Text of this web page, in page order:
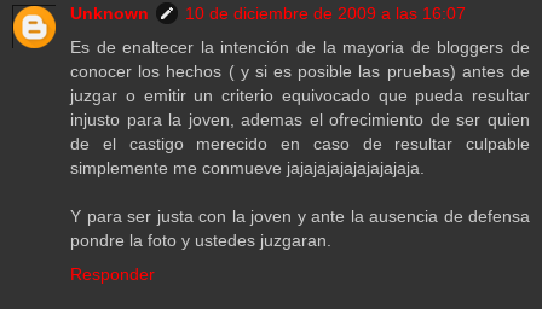
Unknown
10 de diciembre de 2009 a las 16:07
Es de enaltecer la intención de la mayoria de bloggers de
conocer los hechos ( y si es posible las pruebas) antes de
juzgar o emitir un criterio equivocado que pueda resultar
injusto para la joven, ademas el ofrecimiento de ser quien
de el castigo merecido en caso de resultar culpable
simplemente me conmueve jajajajajajajajajaja.
Y para ser justa con la joven y ante la ausencia de defensa
pondre la foto y ustedes juzgaran.
Responder